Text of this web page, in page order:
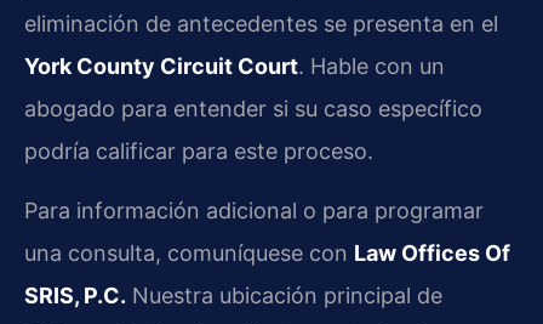
eliminación de antecedentes se presenta en el
York County Circuit Court. Hable con un
abogado para entender si su caso específico
podría calificar para este proceso.
Para información adicional o para programar
una consulta, comuníquese con Law Offices Of
SRIS, P.C. Nuestra ubicación principal de